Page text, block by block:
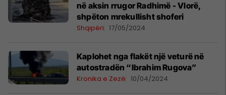
në aksin rrugor Radhimë - Vlorë,
shpëton mrekullisht shoferi
Shqipëri 17/05/2024
Kaplohet nga flakët një veturë në
autostradën “Ibrahim Rugova”
Kronika e Zezë 10/04/2024